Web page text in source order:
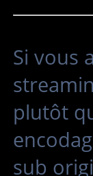
Si vous
plutôt
sub